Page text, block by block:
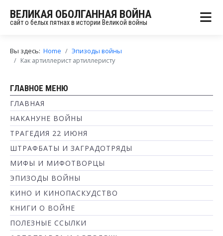
ВЕЛИКАЯ ОБОЛГАННАЯ ВОЙНА
сайт о белых пятнах в истории Великой войны
Вы здесь: Home
Эпизоды войны
Как артиллерист артиллеристу
ГЛАВНОЕ МЕНЮ
ГЛАВНАЯ
НАКАНУНЕ ВОЙНЫ
ТРАГЕДИЯ 22 ИЮНЯ
ШТРАФБАТЫ И ЗАГРАДОТРЯДЫ
МИФЫ И МИФОТВОРЦЫ
ЭПИЗОДЫ ВОЙНЫ
КИНО И КИНОПАСКУДСТВО
КНИГИ О ВОЙНЕ
ПОЛЕЗНЫЕ ССЫЛКИ